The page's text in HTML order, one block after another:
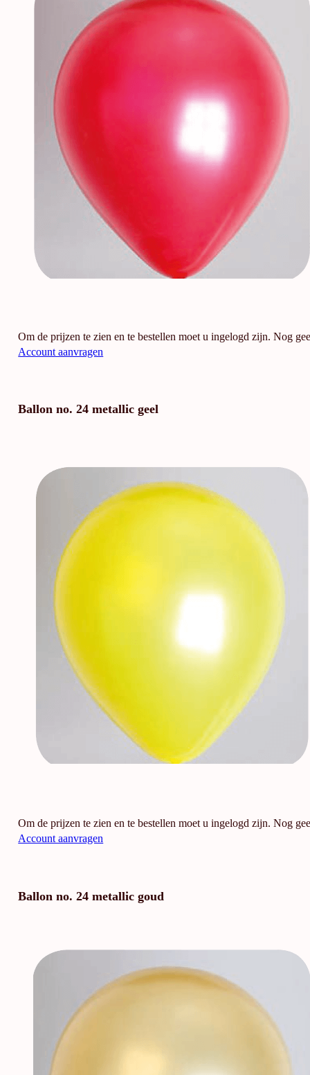
Om de prijzen te zien en te bestellen moet u ingelogd zijn. Nog
Account aanvragen
Ballon no. 24 metallic geel
Om de prijzen te zien en te bestellen moet u ingelogd zijn. Nog
Account aanvragen
Ballon no. 24 metallic goud